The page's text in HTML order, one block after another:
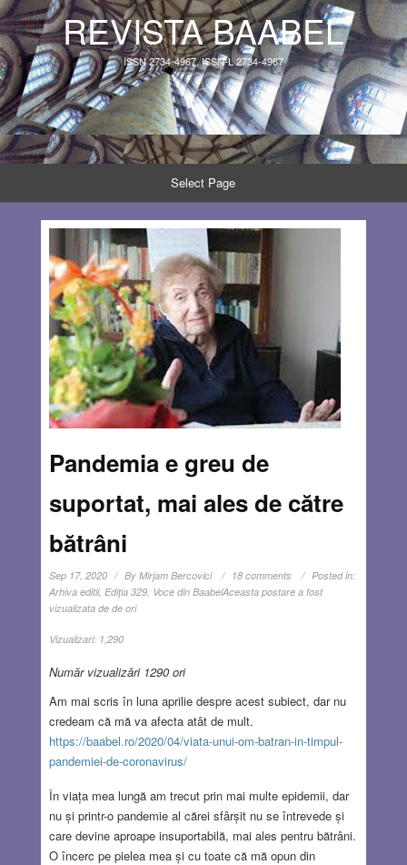
REVISTA BAABEL
ISSN 2734-4967, ISSN-L 2734-4967
Select Page
Pandemia e greu de
suportat, mai ales de către
bătrâni
Sep 17, 2020 By Mirjam Bercovici 18 comments
Posted in:
Arhiva editii, Ediţia 329, Voce din BaabelAceasta postare a fost
vizualizata de de ori
Vizualizari: 1,290
Număr vizualizări 1290 ori
Am mai scris în luna aprilie despre acest subiect, dar nu
credeam că mă va afecta atât de mult.
https://baabel.ro/2020/04/viata-unui-om-batran-in-timpul-
pandemiei-de-coronavirus/
În viața mea lungă am trecut prin mai multe epidemii, dar
nu și printr-o pandemie al cărei sfârșit nu se întrevede și
care devine aproape insuportabilă, mai ales pentru bătrâni.
O încerc pe pielea mea și cu toate că mă opun din